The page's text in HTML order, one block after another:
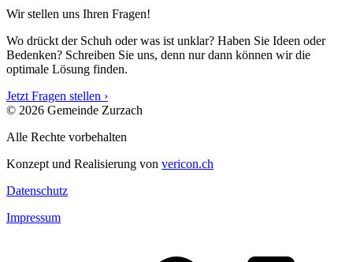
Wir stellen uns Ihren Fragen!
Wo drückt der Schuh oder was ist unklar? Haben Sie Ideen oder
Bedenken? Schreiben Sie uns, denn nur dann können wir die
optimale Lösung finden.
Jetzt Fragen stellen ›
© 2026 Gemeinde Zurzach
Alle Rechte vorbehalten
Konzept und Realisierung von vericon.ch
Datenschutz
Impressum